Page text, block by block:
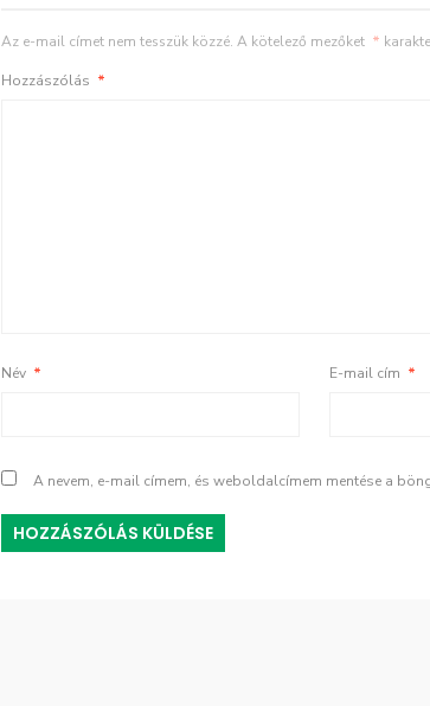
Az e-mail címet nem tesszük közzé. A kötelező mezőket *
Hozzászólás *
Név * E-mail cím *
A nevem, e-mail címem, és weboldalcímem mentése a